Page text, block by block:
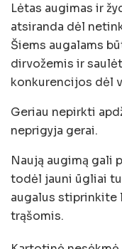
Lėtas augimas ir
atsiranda dėl
Šiems augalams
dirvožemis ir
konkurencijos dėl
Geriau nepirkti
neprigyja gerai.
Naują augimą gali
todėl jauni ūgliai
augalus stiprinkite
trąšomis.